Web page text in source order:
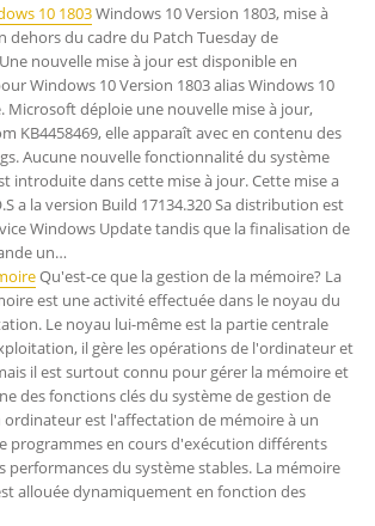
10 1803Windows 10 Version 1803, mise à
dehors du cadre du Patch Tuesday de
nouvelle mise à jour est disponible en
Windows 10 Version 1803 alias Windows 10
Microsoft déploie une nouvelle mise à jour,
KB4458469, elle apparaît avec en contenu des
Aucune nouvelle fonctionnalité du système
introduite dans cette mise à jour. Cette mise a
a la version Build 17134.320 Sa distribution est
Windows Update tandis que la finalisation de
un…
Qu'est-ce que la gestion de la mémoire? La
est une activité effectuée dans le noyau du
Le noyau lui-même est la partie centrale
il gère les opérations de l'ordinateur et
il est surtout connu pour gérer la mémoire et
des fonctions clés du système de gestion de
ordinateur est l'affectation de mémoire à un
programmes en cours d'exécution différents
performances du système stables. La mémoire
allouée dynamiquement en fonction des